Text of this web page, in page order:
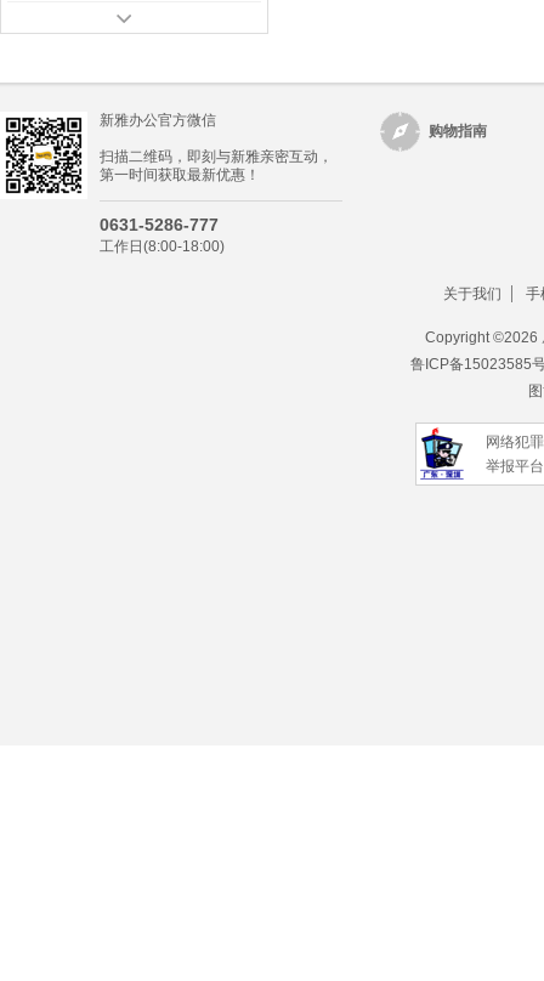
新雅办公官方微信
扫描二维码，即刻与新雅亲密互动，
第一时间获取最新优惠！
0631-5286-777
工作日(8:00-18:00)
购物指南
关于我们 手
Copyright ©2026
鲁ICP备15023585
网络犯罪
举报平台